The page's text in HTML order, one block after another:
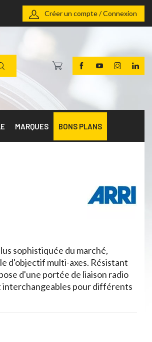
Créer un compte / Connexion
MARQUES BONS PLANS
sophistiquée du marché,
d'objectif multi-axes. Résistant
d'une portée de liaison radio
interchangeables pour différents